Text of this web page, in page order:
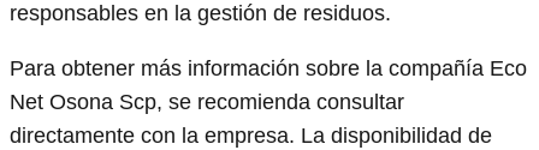
responsables en la gestión de residuos.
Para obtener más información sobre la compañía Eco
Net Osona Scp, se recomienda consultar
directamente con la empresa. La disponibilidad de